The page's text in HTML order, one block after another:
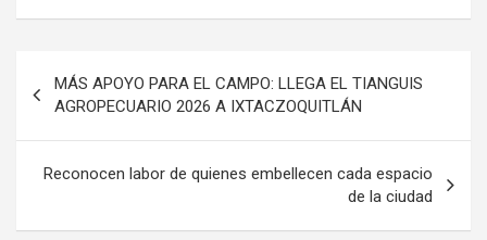
Navegación
de
entradas
MÁS APOYO PARA EL CAMPO: LLEGA EL TIANGUIS
AGROPECUARIO 2026 A IXTACZOQUITLÁN
Reconocen labor de quienes embellecen cada espacio
de la ciudad